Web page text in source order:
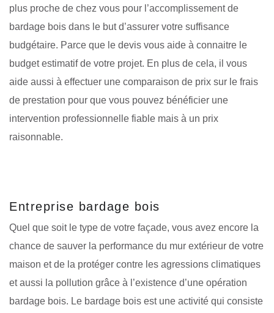
plus proche de chez vous pour l’accomplissement de
bardage bois dans le but d’assurer votre suffisance
budgétaire. Parce que le devis vous aide à connaitre le
budget estimatif de votre projet. En plus de cela, il vous
aide aussi à effectuer une comparaison de prix sur le frais
de prestation pour que vous pouvez bénéficier une
intervention professionnelle fiable mais à un prix
raisonnable.
Entreprise bardage bois
Quel que soit le type de votre façade, vous avez encore la
chance de sauver la performance du mur extérieur de votre
maison et de la protéger contre les agressions climatiques
et aussi la pollution grâce à l’existence d’une opération
bardage bois. Le bardage bois est une activité qui consiste